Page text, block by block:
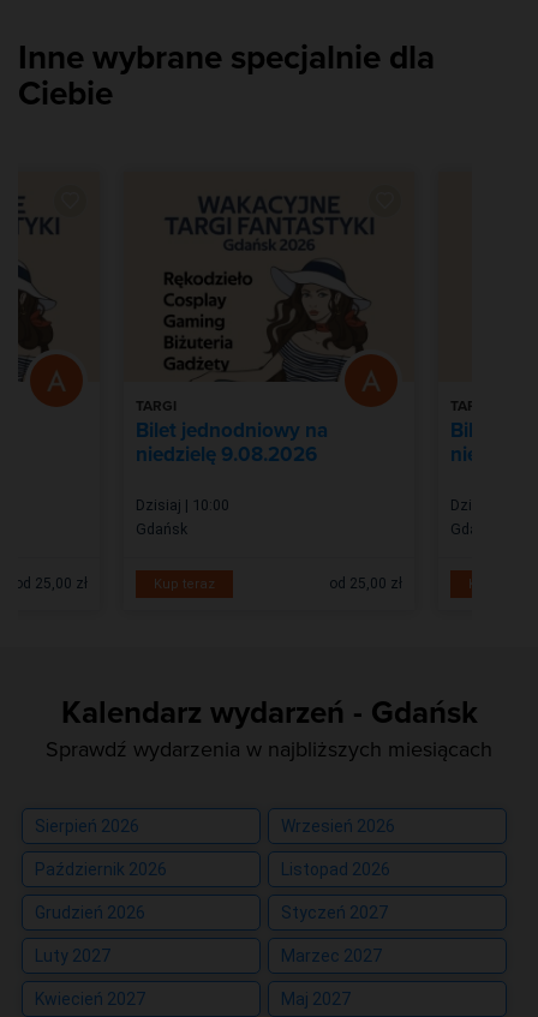
Inne wybrane specjalnie dla
Ciebie
od 25,00 zł
TARGI
Bilet jednodniowy na
niedzielę 9.08.2026
Dzisiaj | 10:00
Gdańsk
Kup teraz od 25,00 zł
TARGI
Bilet
Dzisiaj |
Gdańsk
Kup teraz
Kalendarz wydarzeń - Gdańsk
Sprawdź wydarzenia w najbliższych miesiącach
Sierpień 2026 Wrzesień 2026
Październik 2026 Listopad 2026
Grudzień 2026 Styczeń 2027
Luty 2027 Marzec 2027
Kwiecień 2027 Maj 2027